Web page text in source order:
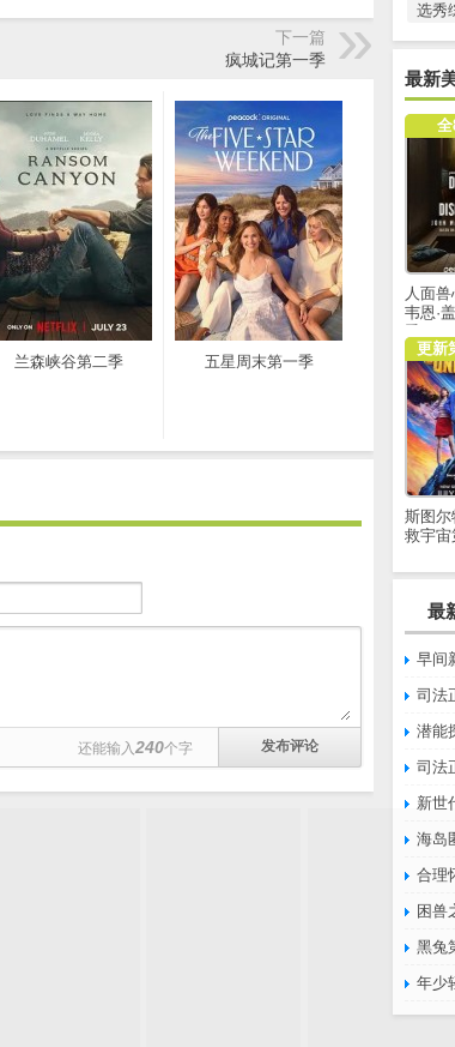
选秀
最新
人面兽
韦恩·
季
更新
斯图尔
救宇宙
最
早间
司法
潜能
司法
新世
海岛
合理
困兽
黑兔
年少
下一篇
疯城记第一季
兰森峡谷第二季 五星周末第一季
还能输入 240个字